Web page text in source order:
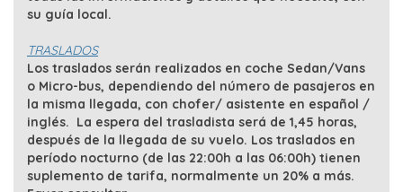
su guía local.
TRASLADOS
Los traslados serán realizados en coche Sedan/Vans
o Micro-bus, dependiendo del número de pasajeros en
la misma llegada, con chofer/ asistente en español /
inglés. La espera del trasladista será de 1,45 horas,
después de la llegada de su vuelo. Los traslados en
período nocturno (de las 22:00h a las 06:00h) tienen
suplemento de tarifa, normalmente un 20% a más.